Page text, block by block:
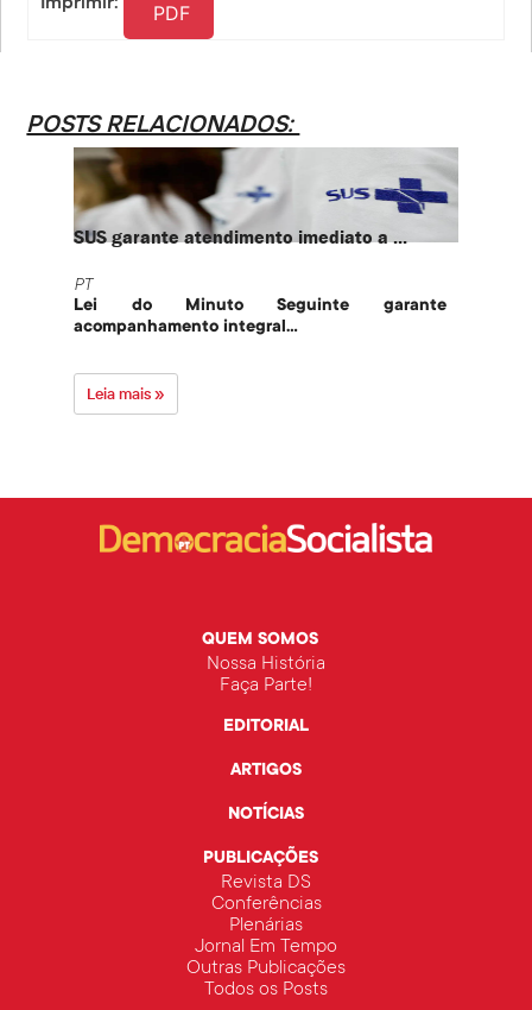
PDF
POSTS RELACIONADOS:
SUS garante atendimento imediato a ...
PT
Lei do Minuto Seguinte garante
acompanhamento integral...
Leia mais »
QUEM SOMOS
Nossa História
Faça Parte!
EDITORIAL
ARTIGOS
NOTÍCIAS
PUBLICAÇÕES
Revista DS
Conferências
Plenárias
Jornal Em Tempo
Outras Publicações
Todos os Posts